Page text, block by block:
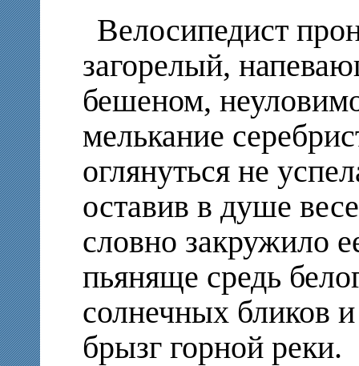
Велосипедист
загорелый,
бешеном,
мелькание
оглянуться не
оставив в душе
словно закружило
пьяняще средь
солнечных бликов
брызг горной реки.